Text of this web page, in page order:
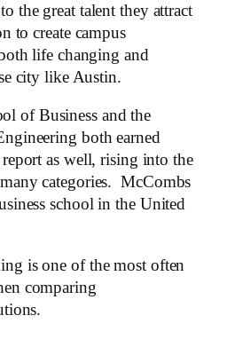
the great talent they attract
to create campus
life changing and
city like Austin.
of Business and the
both earned
as well, rising into the
categories. McCombs
school in the United
is one of the most often
comparing